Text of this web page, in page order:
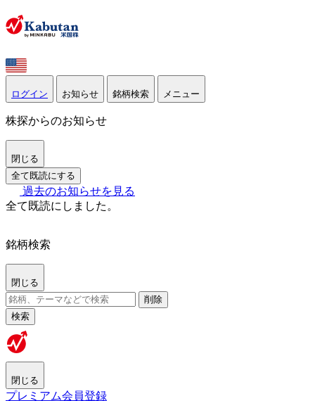
ログイン お知らせ 銘柄検索 メニュー
株探からのお知らせ
閉じる
全て既読にする
過去のお知らせを見る
全て既読にしました。
銘柄検索
閉じる
削除
検索
閉じる
プレミアム会員登録